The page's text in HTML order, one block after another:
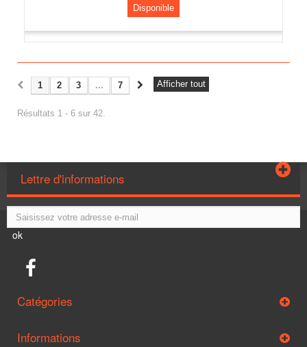
Disponible
Afficher tout
1 2 3 ... 7
Résultats 1 - 6 sur 42.
Lettre d'informations
ok
Catégories
Informations